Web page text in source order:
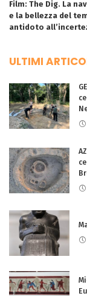
Film: The Dig. La
e la bellezza del
antidoto
ULTIMI